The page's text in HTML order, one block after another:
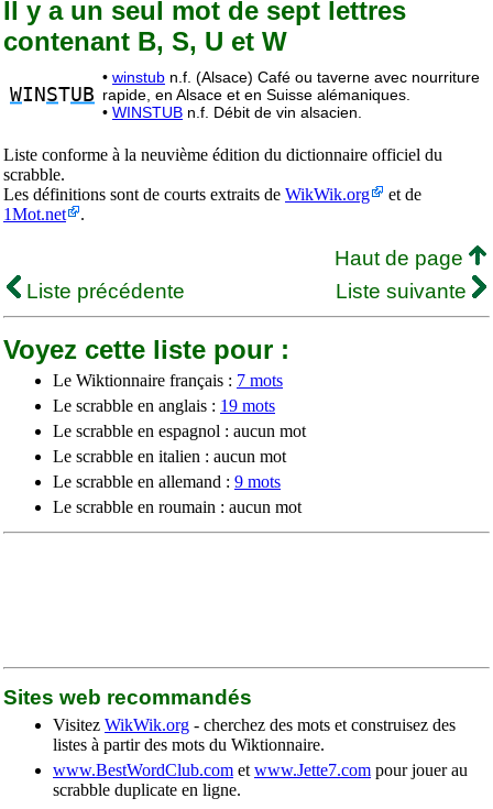
Il y a un seul mot de sept lettres
contenant B, S, U et W
WIN STUB
• winstub n.f. (Alsace) Café ou taverne avec nourriture
rapide, en Alsace et en Suisse alémaniques.
• WINSTUB n.f. Débit de vin alsacien.
Liste conforme à la neuvième édition du dictionnaire officiel du
scrabble.
Les définitions sont de courts extraits de WikWik.org
et de
1Mot.net
.
Haut de page
Liste précédente
Liste suivante
Voyez cette liste pour :
Le Wiktionnaire français : 7 mots
Le scrabble en anglais : 19 mots
Le scrabble en espagnol : aucun mot
Le scrabble en italien : aucun mot
Le scrabble en allemand : 9 mots
Le scrabble en roumain : aucun mot
Sites web recommandés
Visitez WikWik.org - cherchez des mots et construisez des
listes à partir des mots du Wiktionnaire.
www.BestWordClub.com et www.Jette7.com pour jouer au
scrabble duplicate en ligne.